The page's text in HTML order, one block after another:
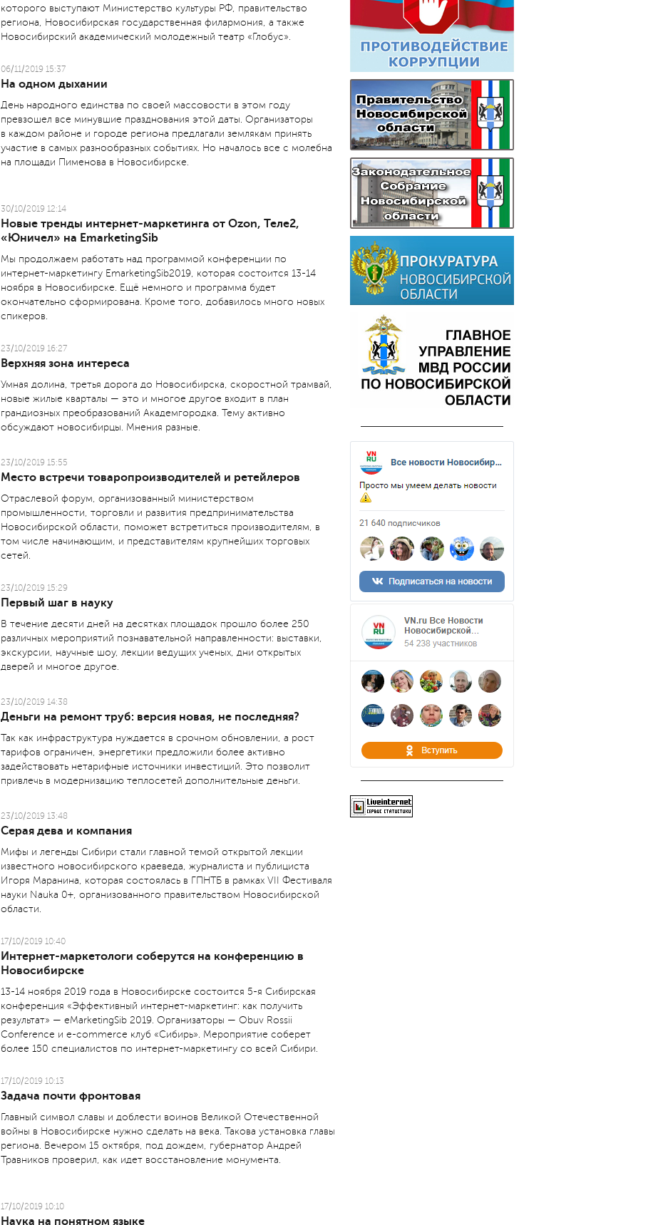
которого выступают Министерство культуры РФ, правительство
региона, Новосибирская государственная филармония, а также
Новосибирский академический молодежный театр «Глобус».
06/11/2019 15:37
На одном дыхании
День народного единства по своей массовости в этом году
превзошел все минувшие празднования этой даты. Организаторы
в каждом районе и городе региона предлагали землякам принять
участие в самых разнообразных событиях. Но началось все с молебна
на площади Пименова в Новосибирске.
30/10/2019 12:14
Новые тренды интернет-маркетинга от Ozon, Теле2,
«Юничел» на EmarketingSib
Мы продолжаем работать над программой конференции по
интернет-маркетингу EmarketingSib2019, которая состоится 13-14
ноября в Новосибирске. Ещё немного и программа будет
окончательно сформирована. Кроме того, добавилось много новых
спикеров.
23/10/2019 16:27
Верхняя зона интереса
Умная долина, третья дорога до Новосибирска, скоростной трамвай,
новые жилые кварталы — это и многое другое входит в план
грандиозных преобразований Академгородка. Тему активно
обсуждают новосибирцы. Мнения разные.
23/10/2019 15:55
Место встречи товаропроизводителей и ретейлеров
Отраслевой форум, организованный министерством
промышленности, торговли и развития предпринимательства
Новосибирской области, поможет встретиться производителям, в
том числе начинающим, и представителям крупнейших торговых
сетей.
23/10/2019 15:29
Первый шаг в науку
В течение десяти дней на десятках площадок прошло более 250
различных мероприятий познавательной направленности: выставки,
экскурсии, научные шоу, лекции ведущих ученых, дни открытых
дверей и многое другое.
23/10/2019 14:38
Деньги на ремонт труб: версия новая, не последняя?
Так как инфраструктура нуждается в срочном обновлении, а рост
тарифов ограничен, энергетики предложили более активно
задействовать нетарифные источники инвестиций. Это позволит
привлечь в модернизацию теплосетей дополнительные деньги.
23/10/2019 13:48
Серая дева и компания
Мифы и легенды Сибири стали главной темой открытой лекции
известного новосибирского краеведа, журналиста и публициста
Игоря Маранина, которая состоялась в ГПНТБ в рамках VII Фестиваля
науки Nauka 0+, организованного правительством Новосибирской
области.
17/10/2019 10:40
Интернет-маркетологи соберутся на конференцию в
Новосибирске
13-14 ноября 2019 года в Новосибирске состоится 5-я Сибирская
конференция «Эффективный интернет-маркетинг: как получить
результат» — eMarketingSib 2019. Организаторы — Obuv Rossii
Conference и e-commerce клуб «Сибирь». Мероприятие соберет
более 150 специалистов по интернет-маркетингу со всей Сибири.
17/10/2019 10:13
Задача почти фронтовая
Главный символ славы и доблести воинов Великой Отечественной
войны в Новосибирске нужно сделать на века. Такова установка главы
региона. Вечером 15 октября, под дождем, губернатор Андрей
Травников проверил, как идет восстановление монумента.
17/10/2019 10:10
Наука на понятном языке